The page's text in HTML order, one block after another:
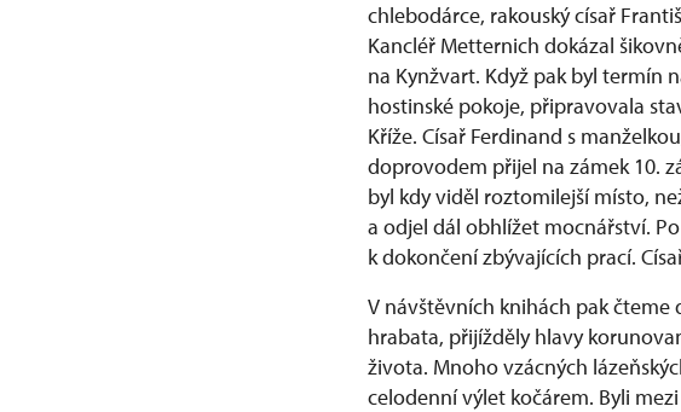
chlebodárce, rakouský císař
Kancléř Metternich dokázal
na Kynžvart. Když pak byl termín
hostinské pokoje, připravovala
Kříže. Císař Ferdinand s
doprovodem přijel na zámek 10.
byl kdy viděl roztomilejší místo,
a odjel dál obhlížet mocnářství.
k dokončení zbývajících prací.
V návštěvních knihách pak čteme
hrabata, přijížděly hlavy
života. Mnoho vzácných
celodenní výlet kočárem. Byli